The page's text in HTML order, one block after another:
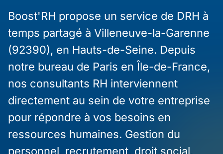
Boost'RH propose un service de DRH à
temps partagé à Villeneuve-la-Garenne
(92390), en Hauts-de-Seine. Depuis
notre bureau de Paris en Île-de-France,
nos consultants RH interviennent
directement au sein de votre entreprise
pour répondre à vos besoins en
ressources humaines. Gestion du
personnel, recrutement, droit social,